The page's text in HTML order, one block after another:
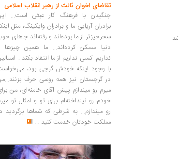
تقاضای اخوان ثالث از رهبر انقلاب اسلامی
جنگیدن با فرهنگ کار عبثی است...
برادران آریایی ما و برادران وایکینگ، مثل
سحرخیزتر از ما بوده‌اند و رفته‌اند جاهای
دنیا مسکن کرده‌اند... ما همین چیزها
نداریم. کسی نداریم از ما انتقاد بکند...
با وجود اینکه خودش گرجی بود،
در گرجستان نیز همه روسی حرف
میرم رو میندازم پیش آقای خامنه‌ای، من
خودم رو نینداخته‌ام برای تو و امثال تو
رو میندازم... به شرطی که شماها برگردید
مملکت خودتان خدمت کنید ...